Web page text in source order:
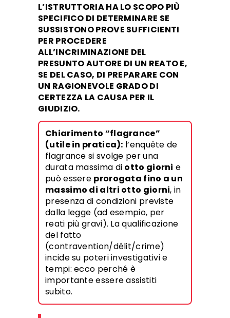
L’ISTRUTTORIA HA LO SCOPO PIÙ
SPECIFICO DI DETERMINARE SE
SUSSISTONO PROVE SUFFICIENTI
PER PROCEDERE
ALL’INCRIMINAZIONE DEL
PRESUNTO AUTORE DI UN REATO E,
SE DEL CASO, DI PREPARARE CON
UN RAGIONEVOLE GRADO DI
CERTEZZA LA CAUSA PER IL
GIUDIZIO.
Chiarimento “flagrance”
(utile in pratica): l’enquête de
flagrance si svolge per una
durata massima di otto giorni e
può essere prorogata fino a un
massimo di altri otto giorni, in
presenza di condizioni previste
dalla legge (ad esempio, per
reati più gravi). La qualificazione
del fatto
(contravention/délit/crime)
incide su poteri investigativi e
tempi: ecco perché è
importante essere assistiti
subito.